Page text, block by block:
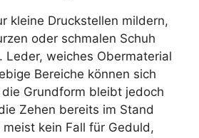
kleine Druckstellen mildern,
oder schmalen Schuh
Leder, weiches Obermaterial
Bereiche können sich
Grundform bleibt jedoch
Zehen bereits im Stand
kein Fall für Geduld,